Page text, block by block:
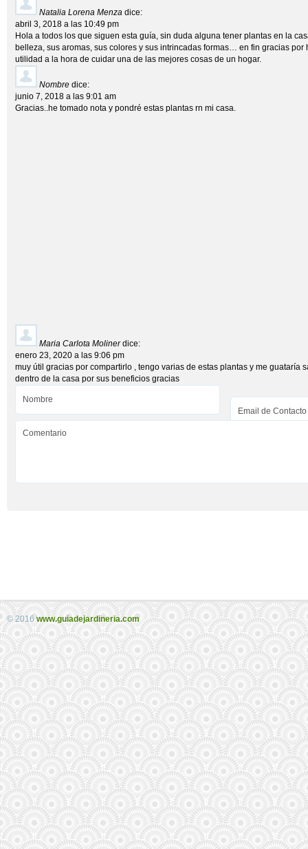
Natalia Lorena Menza dice:
abril 3, 2018 a las 10:49 pm
Hola a todos los que siguen esta guía, sin duda alguna tener plantas en la
belleza, sus aromas, sus colores y sus intrincadas formas… en fin gracias por
utilidad a la hora de cuidar una de las mejores cosas de un hogar.
Nombre dice:
junio 7, 2018 a las 9:01 am
Gracias..he tomado nota y pondré estas plantas rn mi casa.
Maria Carlota Moliner dice:
enero 23, 2020 a las 9:06 pm
muy útil gracias por compartirlo , tengo varias de estas plantas y me guataría
dentro de la casa por sus beneficios gracias
© 2016www.guiadejardineria.com